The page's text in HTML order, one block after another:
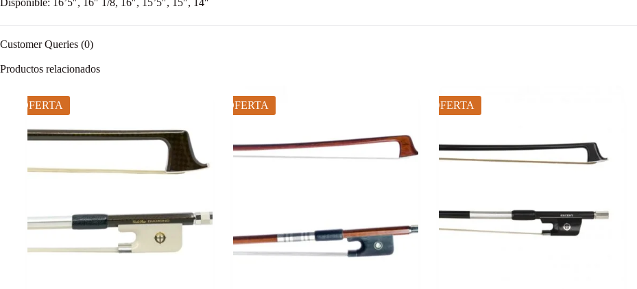
Disponible: 16’5″, 16″ 1/8, 16″, 15’5″, 15″, 14″
Customer Queries (0)
Productos relacionados
OFERTA OFERTA OFERTA